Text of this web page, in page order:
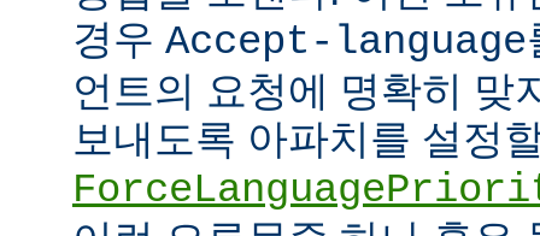
경우 Accept-language
언트의 요청에 명확히 맞
보내도록 아파치를 설정